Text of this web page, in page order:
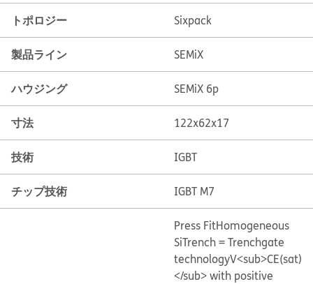
トポロジー Sixpack
製品ライン SEMiX
ハウジング SEMiX 6p
寸法 122x62x17
技術 IGBT
チップ技術 IGBT M7
Press FitHomogeneous
SiTrench = Trenchgate
technologyV<sub>CE(sat)
</sub> with positive